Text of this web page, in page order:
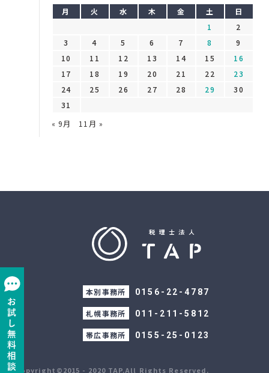
月
火 水 木 金 土
日
1
2
3
4 5 6 7 8
9
10
11 12 13 14 15
16
17
18 19 20 21 22
23
24
25 26 27 28 29
30
31
« 9月
11月 »
本別事務所 0156-22-4787
札幌事務所 011-211-5812
帯広事務所 0155-25-0123
Copyright©2015 - 2020 TAP.All Rights Reserved.